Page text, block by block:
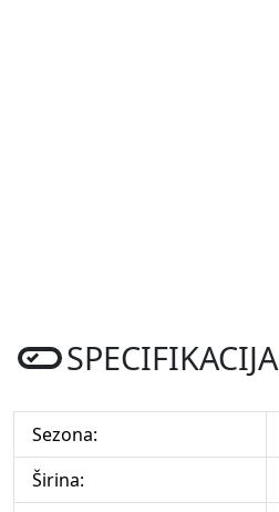
SPECIFIKACIJA
Sezona:
Širina: